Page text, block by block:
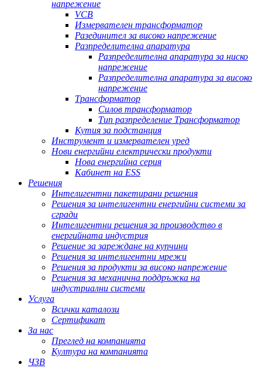
напрежение
VCB
Измервателен трансформатор
Разединител за високо напрежение
Разпределителна апаратура
Разпределителна апаратура за ниско
напрежение
Разпределителна апаратура за високо
напрежение
Трансформатор
Силов трансформатор
Тип разпределение Трансформатор
Кутия за подстанция
Инструмент и измервателен уред
Нови енергийни електрически продукти
Нова енергийна серия
Кабинет на ESS
Решения
Интелигентни пакетирани решения
Решения за интелигентни енергийни системи за
сгради
Интелигентни решения за производство в
енергийната индустрия
Решение за зареждане на купчини
Решения за интелигентни мрежи
Решения за продукти за високо напрежение
Решения за механична поддръжка на
индустриални системи
Услуга
Всички каталози
Сертификат
За нас
Преглед на компанията
Култура на компанията
ЧЗВ